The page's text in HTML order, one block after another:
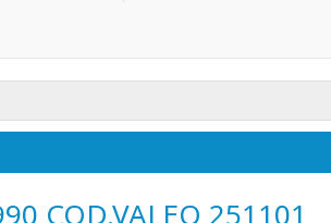
COD.VALEO 251101